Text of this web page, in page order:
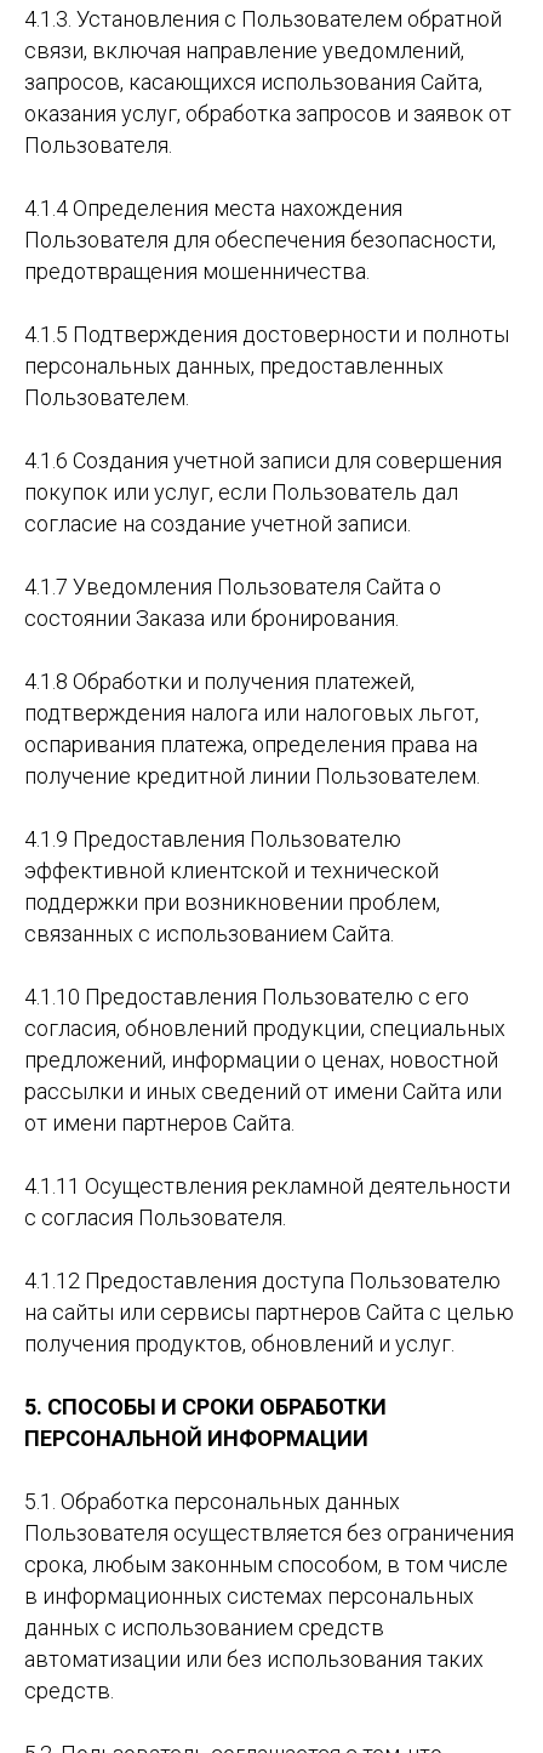
4.1.3. Установления с Пользователем обратной
связи, включая направление уведомлений,
запросов, касающихся использования Сайта,
оказания услуг, обработка запросов и заявок от
Пользователя.
4.1.4 Определения места нахождения
Пользователя для обеспечения безопасности,
предотвращения мошенничества.
4.1.5 Подтверждения достоверности и полноты
персональных данных, предоставленных
Пользователем.
4.1.6 Создания учетной записи для совершения
покупок или услуг, если Пользователь дал
согласие на создание учетной записи.
4.1.7 Уведомления Пользователя Сайта о
состоянии Заказа или бронирования.
4.1.8 Обработки и получения платежей,
подтверждения налога или налоговых льгот,
оспаривания платежа, определения права на
получение кредитной линии Пользователем.
4.1.9 Предоставления Пользователю
эффективной клиентской и технической
поддержки при возникновении проблем,
связанных с использованием Сайта.
4.1.10 Предоставления Пользователю с его
согласия, обновлений продукции, специальных
предложений, информации о ценах, новостной
рассылки и иных сведений от имени Сайта или
от имени партнеров Сайта.
4.1.11 Осуществления рекламной деятельности
с согласия Пользователя.
4.1.12 Предоставления доступа Пользователю
на сайты или сервисы партнеров Сайта с целью
получения продуктов, обновлений и услуг.
5. СПОСОБЫ И СРОКИ ОБРАБОТКИ
ПЕРСОНАЛЬНОЙ ИНФОРМАЦИИ
5.1. Обработка персональных данных
Пользователя осуществляется без ограничения
срока, любым законным способом, в том числе
в информационных системах персональных
данных с использованием средств
автоматизации или без использования таких
средств.